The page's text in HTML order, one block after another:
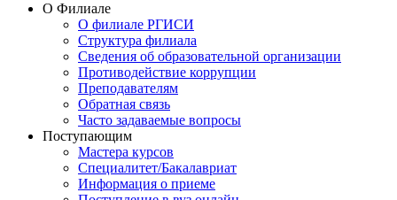
О Филиале
О филиале РГИСИ
Структура филиала
Сведения об образовательной организации
Противодействие коррупции
Преподавателям
Обратная связь
Часто задаваемые вопросы
Поступающим
Мастера курсов
Специалитет/Бакалавриат
Информация о приеме